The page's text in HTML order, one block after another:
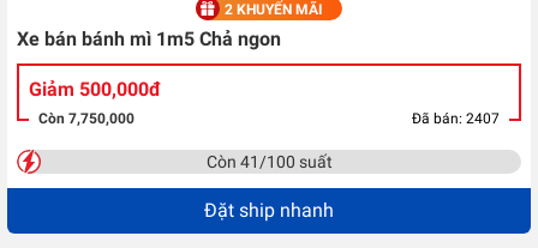
2 KHUYẾN MÃI
Xe bán bánh mì 1m5 Chả ngon
Giảm 500,000đ
Còn 7,750,000 Đã bán: 2407
Còn 41/100 suất
Đặt ship nhanh